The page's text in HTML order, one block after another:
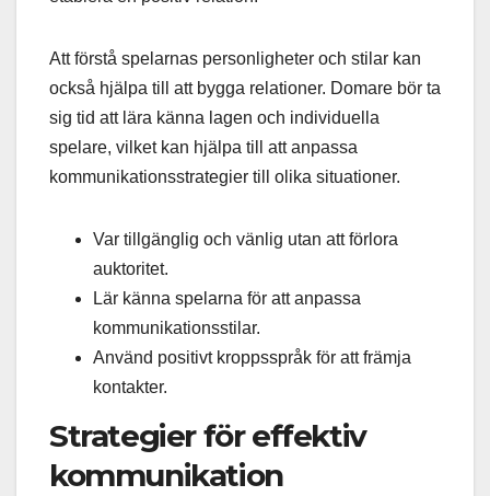
Att förstå spelarnas personligheter och stilar kan
också hjälpa till att bygga relationer. Domare bör ta
sig tid att lära känna lagen och individuella
spelare, vilket kan hjälpa till att anpassa
kommunikationsstrategier till olika situationer.
Var tillgänglig och vänlig utan att förlora
auktoritet.
Lär känna spelarna för att anpassa
kommunikationsstilar.
Använd positivt kroppsspråk för att främja
kontakter.
Strategier för effektiv
kommunikation